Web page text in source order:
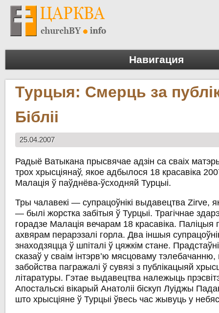
Навигация
Турцыя: Смерць за
Бібліі
25.04.2007
Радыё Ватыкана прысвячае адзін са сваіх
трох хрысціянаў, якое адбылося 18 красавіка
Малація ў паўднёва-ўсходняй Турцыі.
Тры чалавекі — супрацоўнікі выдавецтва Zirve,
— былі жорстка забітыя ў Турцыі. Трагічнае
горадзе Малація вечарам 18 красавіка. Паліцыя
ахвярам перарэзалі горла. Два іншыя
знаходзяцца ў шпіталі ў цяжкім стане.
сказаў у сваім інтэрв’ю мясцоваму
забойства пагражалі ў сувязі з публікацыяй
літаратуры. Гэтае выдавецтва належыць
Апостальскі вікарый Анатоліі біскуп Луіджы
што хрысціяне ў Турцыі ўвесь час жывуць у